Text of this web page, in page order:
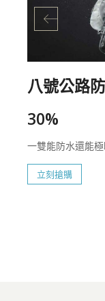
八號公路
30%
一雙能防水還能
立刻搶購